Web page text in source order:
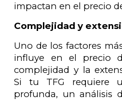
impactan en el precio
Complejidad y
Uno de los factores
influye en el precio
complejidad y la
Si tu TFG requiere
profunda, un análisis